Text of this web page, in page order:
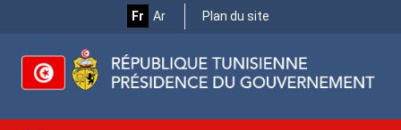
principal
Fr Ar
Menu
Plan du site